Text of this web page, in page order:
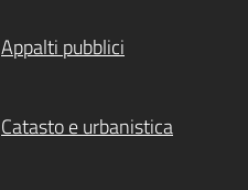
Appalti pubblici
Catasto e urbanistica